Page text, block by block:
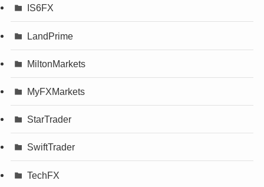
IS6FX
LandPrime
MiltonMarkets
MyFXMarkets
StarTrader
SwiftTrader
TechFX